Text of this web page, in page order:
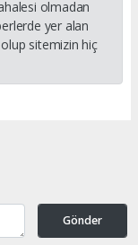
olmadan
yer alan
sitemizin hiç
Gönder